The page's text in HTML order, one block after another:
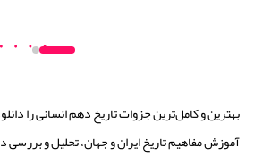
بهترین و کامل‌ترین جزوات تاریخ دهم انسانی را
آموزش مفاهیم تاریخ ایران و جهان، تحلیل و بررسی